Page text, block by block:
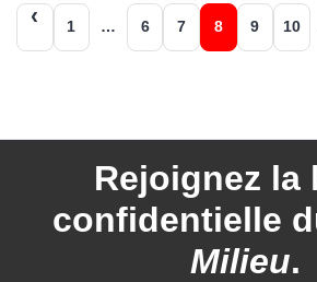
Navigation
des
1 … 6 7 8 9 10
Rejoignez la
confidentielle
Milieu.